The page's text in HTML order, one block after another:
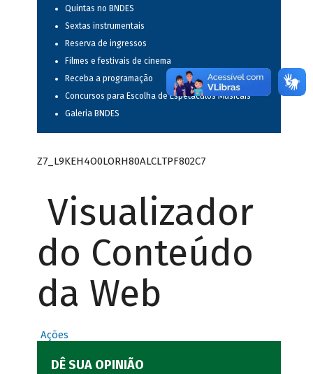
Quintas no BNDES
Sextas instrumentais
Reserva de ingressos
Filmes e festivais de cinema
Receba a programação
Concursos para Escolha de Espetáculos Musicais
Galeria BNDES
Z7_L9KEH4O0LORH80ALCLTPF802C7
Visualizador
do Conteúdo
da Web
Ações
DÊ SUA OPINIÃO